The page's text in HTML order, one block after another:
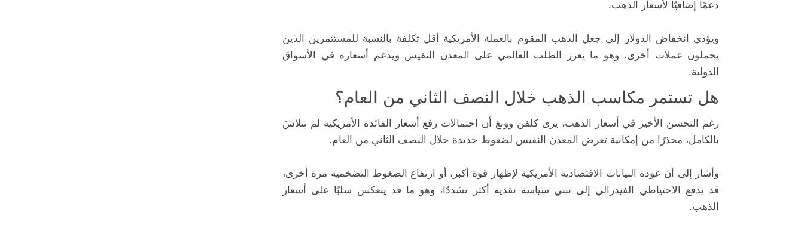
دعمًا إضافيًا لأسعار الذهب.
ويؤدي انخفاض الدولار إلى جعل الذهب المقوم بالعملة الأمريكية أقل تكلفة بالنسبة للمستثمرين الذين
يحملون عملات أخرى، وهو ما يعزز الطلب العالمي على المعدن النفيس ويدعم أسعاره في الأسواق
الدولية.
هل تستمر مكاسب الذهب خلال النصف الثاني من العام؟
رغم التحسن الأخير في أسعار الذهب، يرى كلفن وونغ أن احتمالات رفع أسعار الفائدة الأمريكية لم تتلاشَ
بالكامل، محذرًا من إمكانية تعرض المعدن النفيس لضغوط جديدة خلال النصف الثاني من العام.
وأشار إلى أن عودة البيانات الاقتصادية الأمريكية لإظهار قوة أكبر، أو ارتفاع الضغوط التضخمية مرة أخرى،
قد يدفع الاحتياطي الفيدرالي إلى تبني سياسة نقدية أكثر تشددًا، وهو ما قد ينعكس سلبًا على أسعار
الذهب.